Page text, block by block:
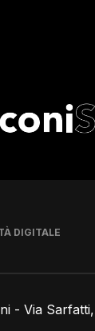
- Via
DIGITALE